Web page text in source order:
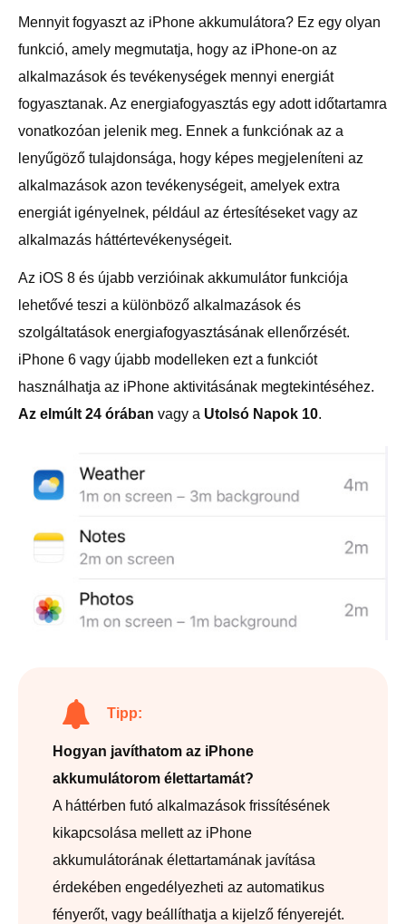
Mennyit fogyaszt az iPhone akkumulátora? Ez egy olyan
funkció, amely megmutatja, hogy az iPhone-on az
alkalmazások és tevékenységek mennyi energiát
fogyasztanak. Az energiafogyasztás egy adott időtartamra
vonatkozóan jelenik meg. Ennek a funkciónak az a
lenyűgöző tulajdonsága, hogy képes megjeleníteni az
alkalmazások azon tevékenységeit, amelyek extra
energiát igényelnek, például az értesítéseket vagy az
alkalmazás háttértevékenységeit.
Az iOS 8 és újabb verzióinak akkumulátor funkciója
lehetővé teszi a különböző alkalmazások és
szolgáltatások energiafogyasztásának ellenőrzését.
iPhone 6 vagy újabb modelleken ezt a funkciót
használhatja az iPhone aktivitásának megtekintéséhez.
Az elmúlt 24 órában vagy a Utolsó Napok 10.
Tipp:
Hogyan javíthatom az iPhone
akkumulátorom élettartamát?
A háttérben futó alkalmazások frissítésének
kikapcsolása mellett az iPhone
akkumulátorának élettartamának javítása
érdekében engedélyezheti az automatikus
fényerőt, vagy beállíthatja a kijelző fényerejét.